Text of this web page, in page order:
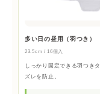
多い日の昼用（羽つき）
23.5cm / 16個入
しっかり固定できる羽つき
ズレを防止。